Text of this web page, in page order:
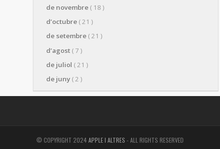
de novembre ( 18 )
d’octubre ( 21 )
de setembre ( 21 )
d’agost ( 7 )
de juliol ( 21 )
de juny ( 2 )
© COPYRIGHT 2024 APPLE I ALTRES - ALL RIGHTS RESERVED